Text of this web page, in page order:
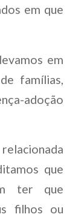
em que
em
famílias,
adoção
que
ter que
filhos ou